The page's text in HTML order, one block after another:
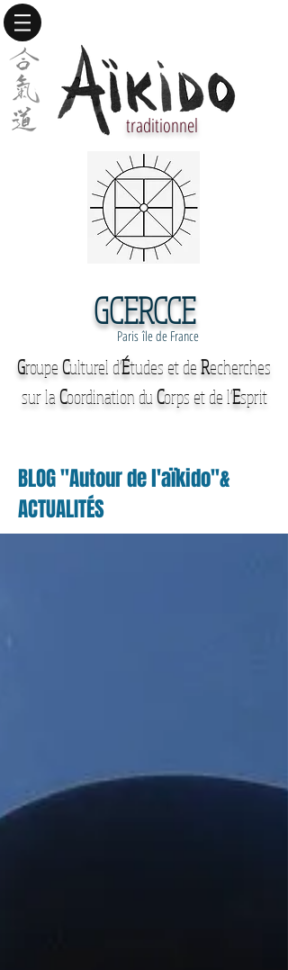
traditionnel
GCERCCE
Paris île de France
GroupeCulturel d'Études et deRecherches
sur laCoordination duCorps et de l'Esprit
BLOG "Autour de l'aïkido"&
ACTUALITÉS